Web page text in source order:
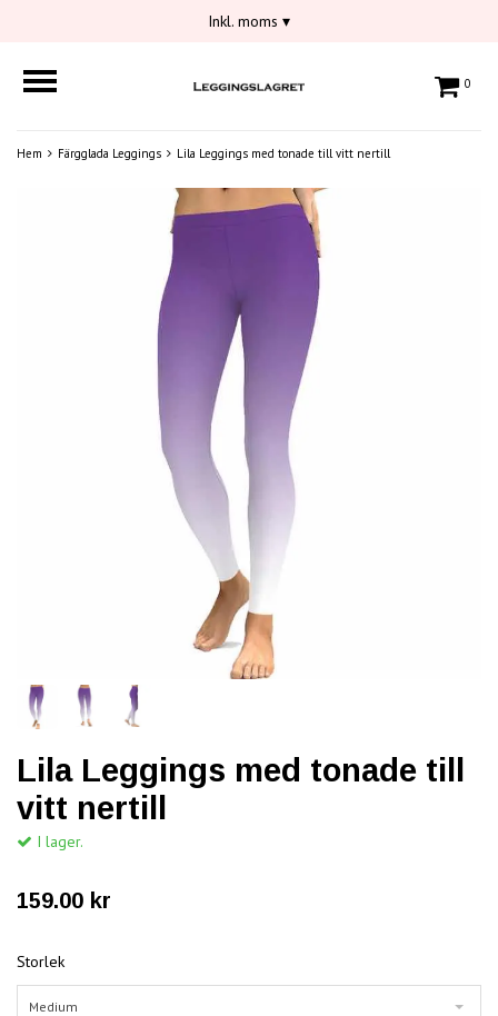
Inkl. moms ▾
0
Hem Färgglada Leggings Lila Leggings med tonade till vitt nertill
Lila Leggings med tonade till
vitt nertill
I lager.
159.00 kr
Storlek
Medium